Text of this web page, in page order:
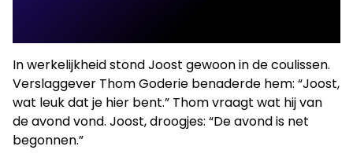
In werkelijkheid stond Joost gewoon in de coulissen.
Verslaggever Thom Goderie benaderde hem: “Joost,
wat leuk dat je hier bent.” Thom vraagt wat hij van
de avond vond. Joost, droogjes: “De avond is net
begonnen.”